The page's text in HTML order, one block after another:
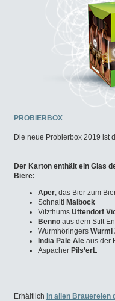
PROBIERBOX
Die neue Probierbox 2019 ist
Der Karton enthält ein Glas
Biere:
Aper, das Bier zum
Schnaitl Maibock
Vitzthums Uttendorf
Benno aus dem Stift
Wurmhöringers Wurmi
India Pale Ale aus der
Aspacher Pils’erL
Erhältlich in allen Brauereien